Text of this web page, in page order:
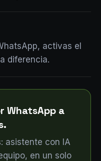
activas el
diferencia.
WhatsApp a
asistente con IA
en un solo